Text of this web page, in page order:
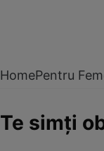
HomePentru
Te simţi